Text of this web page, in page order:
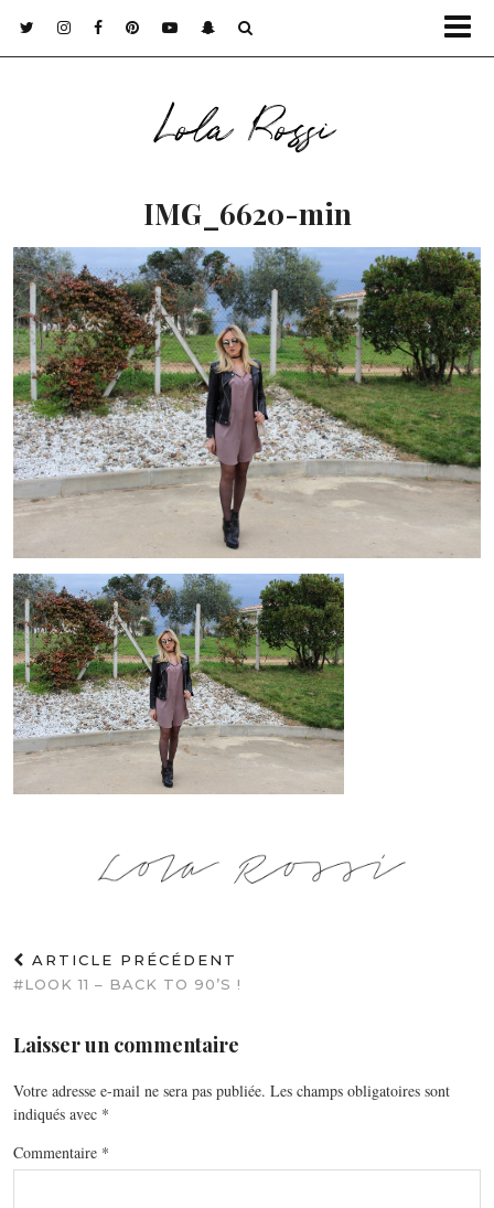
Lola Rossi
IMG_6620-min
ARTICLE PRÉCÉDENT
#LOOK 11 – BACK TO 90’S !
Laisser un commentaire
Votre adresse e-mail ne sera pas publiée. Les champs obligatoires sont
indiqués avec *
Commentaire *